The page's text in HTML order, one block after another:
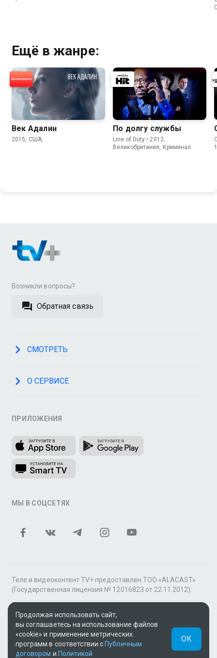
Ещё в жанре:
Век Адалин
2015, США,
По долгу службы
Line of Duty • 2012,
Великобритания, Криминал
Возникли вопросы?
Обратная связь
СМОТРЕТЬ
О СЕРВИСЕ
ПРИЛОЖЕНИЯ
МЫ В СОЦСЕТЯХ
Теле и видеоконтент TV+ предоставлен ТОО «ALACAST»
(Государственная лицензия № 12016823 от 22.11.2012).
В рамках услуги «Видео по подписке» для «Пакета
фильмов и сериалов tv+» контент предоставляется
онлайн-кинотеатром MEGOGO.
Поддержка: tvplus@telecom.kz
UUID: f9fa027c-c619-4360-99a8-3c54d47ae6b7
Продолжая использовать сайт,
вы соглашаетесь на использование файлов
«cookie» и применение метрических
программ в соответствии с Публичным
договором и Политикой
ОК